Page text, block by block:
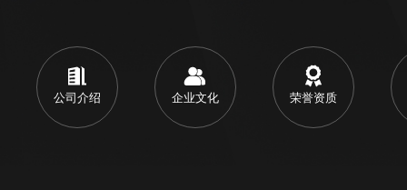
公司介绍 企业文化 荣誉资质